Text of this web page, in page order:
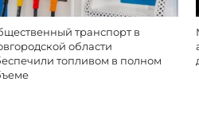
транспорт в
области
топливом в полном